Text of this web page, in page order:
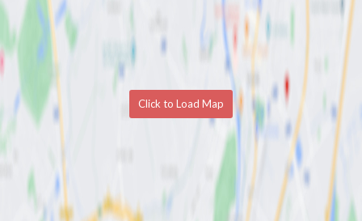
Click to Load Map